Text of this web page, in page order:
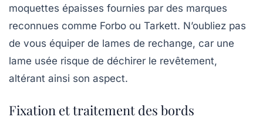
moquettes épaisses fournies par des marques
reconnues comme Forbo ou Tarkett. N’oubliez pas
de vous équiper de lames de rechange, car une
lame usée risque de déchirer le revêtement,
altérant ainsi son aspect.
Fixation et traitement des bords